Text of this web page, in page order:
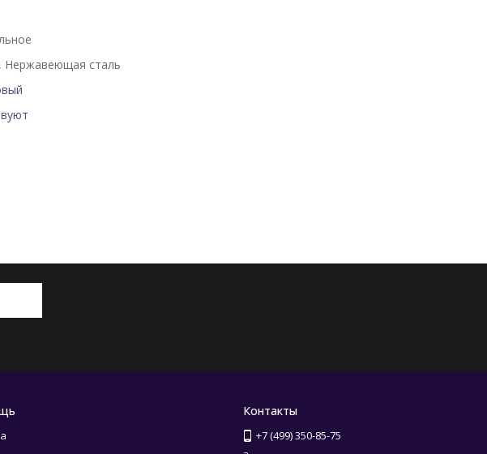
, Нержавеющая сталь
Контакты
+7 (499) 350-85-75